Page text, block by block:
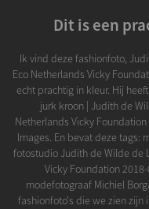
Dit is een
Ik vind deze fashionfoto,
Eco Netherlands Vicky
echt prachtig in kleur. Hij
jurk kroon | Judith de
Netherlands Vicky
Images. En bevat deze tags:
fotostudio Judith de Wilde de
Vicky Foundation
modefotograaf Michiel
fashionfoto's die we zien zijn